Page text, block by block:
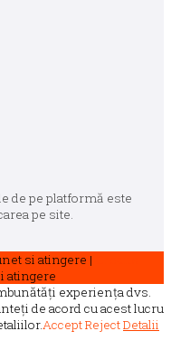
de pe platformă este
pe site.
si atingere |
atingere
experiența dvs.
de acord cu acest lucru
AcceptRejectDetalii